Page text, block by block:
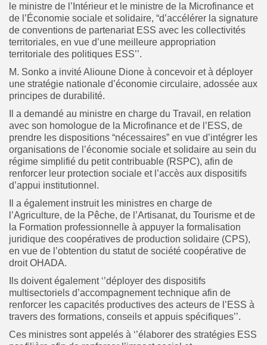
le ministre de l’Intérieur et le ministre de la Microfinance et
de l’Économie sociale et solidaire, “d’accélérer la signature
de conventions de partenariat ESS avec les collectivités
territoriales, en vue d’une meilleure appropriation
territoriale des politiques ESS’’.
M. Sonko a invité Alioune Dione à concevoir et à déployer
une stratégie nationale d’économie circulaire, adossée aux
principes de durabilité.
Il a demandé au ministre en charge du Travail, en relation
avec son homologue de la Microfinance et de l’ESS, de
prendre les dispositions “nécessaires” en vue d’intégrer les
organisations de l’économie sociale et solidaire au sein du
régime simplifié du petit contribuable (RSPC), afin de
renforcer leur protection sociale et l’accès aux dispositifs
d’appui institutionnel.
Il a également instruit les ministres en charge de
l’Agriculture, de la Pêche, de l’Artisanat, du Tourisme et de
la Formation professionnelle à appuyer la formalisation
juridique des coopératives de production solidaire (CPS),
en vue de l’obtention du statut de société coopérative de
droit OHADA.
Ils doivent également ‘’déployer des dispositifs
multisectoriels d’accompagnement technique afin de
renforcer les capacités productives des acteurs de l’ESS à
travers des formations, conseils et appuis spécifiques’’.
Ces ministres sont appelés à ‘’élaborer des stratégies ESS